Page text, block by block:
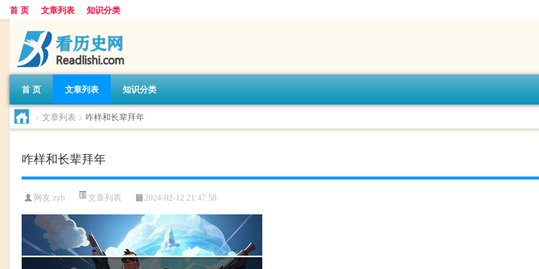
首 页 文章列表 知识分类
首 页 文章列表 知识分类
> 文章列表 > 咋样和长辈拜年
咋样和长辈拜年
网友:zyh 文章列表 2024-02-12 21:47:58